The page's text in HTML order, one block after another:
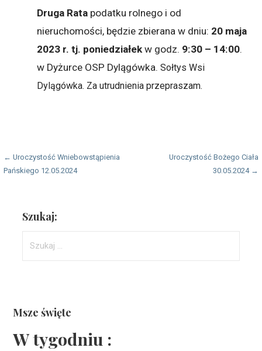
Druga Rata podatku rolnego i od
nieruchomości, będzie zbierana w dniu: 20 maja
2023 r. tj. poniedziałekw godz. 9:30 – 14:00.
w Dyżurce OSP Dylągówka.Sołtys Wsi
Dylągówka. Za utrudnienia przepraszam.
Nawigacja
wpisu
← Uroczystość Wniebowstąpienia
Pańskiego 12.05.2024
Uroczystość Bożego Ciała
30.05.2024 →
Szukaj:
Msze święte
W tygodniu :